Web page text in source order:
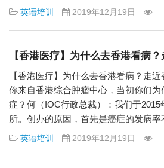
英语培训 2019年12月19日
【香港医疗】为什么去香港看病
【香港医疗】为什么去香港看病？走
你来自香港综合肿瘤中心，当初你们
症？何（IOC行政总裁）：我们于2015
所。创办的原因，首先是癌症的发病率
英语培训 2019年12月19日